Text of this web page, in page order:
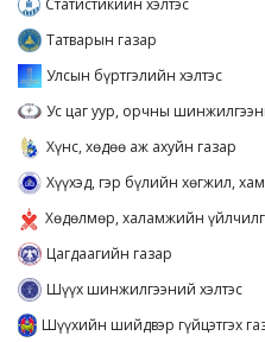
Статистикийн хэлтэс
Татварын газар
Улсын бүртгэлийн хэлтэс
Ус цаг уур, орчны
Хүнс, хөдөө аж ахуйн газар
Хүүхэд, гэр бүлийн хөгжил,
Хөдөлмөр, халамжийн
Цагдаагийн газар
Шүүх шинжилгээний хэлтэс
Шүүхийн шийдвэр гүйцэтгэх